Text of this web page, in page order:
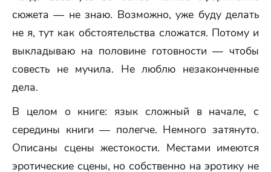
сюжета — не знаю. Возможно, уже буду делать
не я, тут как обстоятельства сложатся. Потому и
выкладываю на половине готовности — чтобы
совесть не мучила. Не люблю незаконченные
дела.
В целом о книге: язык сложный в начале, с
середины книги — полегче. Немного затянуто.
Описаны сцены жестокости. Местами имеются
эротические сцены, но собственно на эротику не